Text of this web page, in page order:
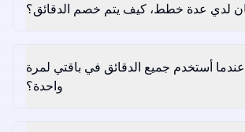
لدي عدة خطط، كيف يتم خصم الدقائق؟
أستخدم جميع الدقائق في باقتي لمرة
واحدة؟